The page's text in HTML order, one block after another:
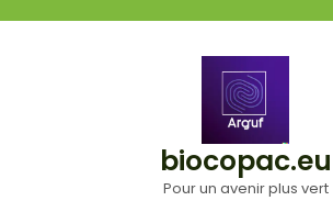
biocopac.eu
Pour un avenir plus vert